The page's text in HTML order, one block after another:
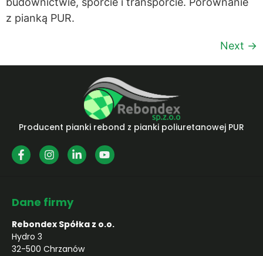
z pianką PUR.
Next →
Producent pianki rebond z pianki poliuretanowej PUR
Dane firmy
Rebondex Spółka z o.o.
Hydro 3
32-500 Chrzanów